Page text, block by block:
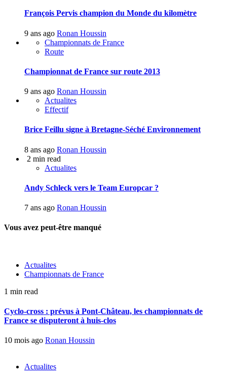
François Pervis champion du Monde du kilomètre
9 ans ago Ronan Houssin
Championnats de France
Route
Championnat de France sur route 2013
9 ans ago Ronan Houssin
Actualites
Effectif
Brice Feillu signe à Bretagne-Séché Environnement
8 ans ago Ronan Houssin
2 min read
Actualites
Andy Schleck vers le Team Europcar ?
7 ans ago Ronan Houssin
Vous avez peut-être manqué
Actualites
Championnats de France
1 min read
Cyclo-cross : prévus à Pont-Château, les championnats de
France se disputeront à huis-clos
10 mois ago Ronan Houssin
Actualites